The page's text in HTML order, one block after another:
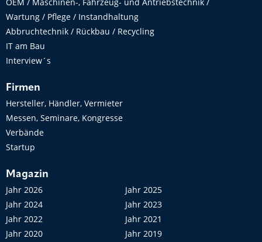
OEM / Maschinen-, Fahrzeug- und Antriebstechnik /
Wartung / Pflege / Instandhaltung
Abbruchtechnik / Rückbau / Recycling
IT am Bau
Interview´s
Firmen
Hersteller, Händler, Vermieter
Messen, Seminare, Kongresse
Verbände
Startup
Magazin
Jahr 2026
Jahr 2025
Jahr 2024
Jahr 2023
Jahr 2022
Jahr 2021
Jahr 2020
Jahr 2019